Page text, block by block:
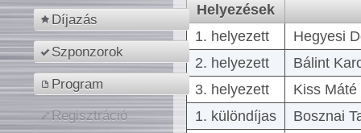
Díjazás
Szponzorok
Program
Regisztráció
Helyezések
1. helyezett
Hegyesi
2. helyezett
Bálint
3. helyezett
Kiss
1. különdíjas
Bosznai